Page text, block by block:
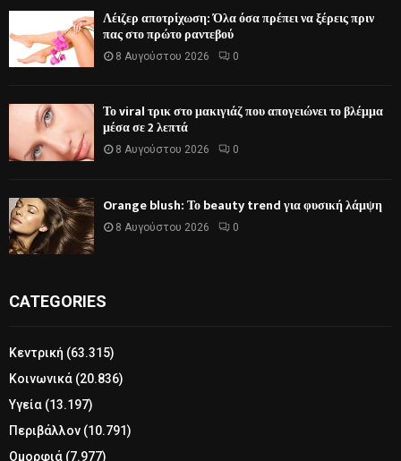
Λέιζερ αποτρίχωση: Όλα όσα πρέπει να ξέρεις πριν
πας στο πρώτο ραντεβού
8 Αυγούστου 2026 0
Το viral τρικ στο μακιγιάζ που απογειώνει το βλέμμα
μέσα σε 2 λεπτά
8 Αυγούστου 2026 0
Orange blush: Το beauty trend για φυσική λάμψη
8 Αυγούστου 2026 0
CATEGORIES
Κεντρική (63.315)
Κοινωνικά (20.836)
Υγεία (13.197)
Περιβάλλον (10.791)
Ομορφιά (7.977)